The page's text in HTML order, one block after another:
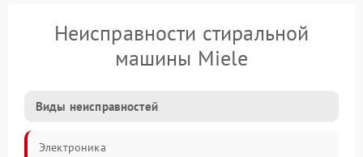
Неисправности стиральной
машины Miele
Виды неисправностей
Электроника